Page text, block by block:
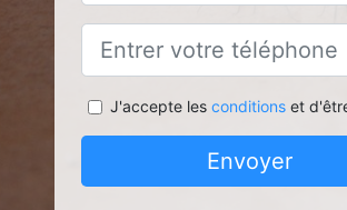
J'accepte les conditionset
Envoyer